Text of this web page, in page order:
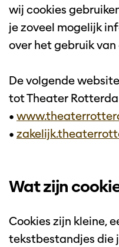
wij cookies
je zoveel mogelijk
over het gebruik
De volgende
tot Theater
•
•
Wat zijn
Cookies zijn kleine,
tekstbestandjes die